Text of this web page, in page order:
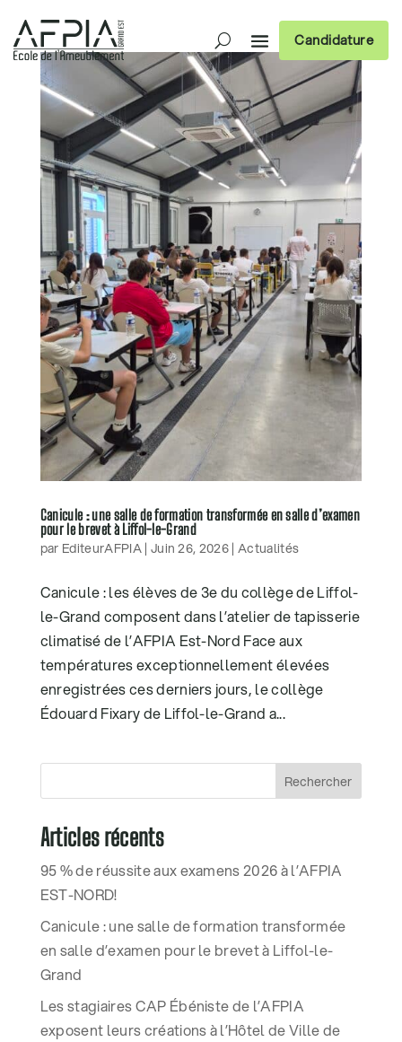
Candidature
Canicule : une salle de formation transformée en salle d’examen
pour le brevet à Liffol-le-Grand
par EditeurAFPIA| Juin 26, 2026 |Actualités
Canicule : les élèves de 3e du collège de Liffol-
le-Grand composent dans l’atelier de tapisserie
climatisé de l’AFPIA Est-Nord Face aux
températures exceptionnellement élevées
enregistrées ces derniers jours, le collège
Édouard Fixary de Liffol-le-Grand a...
Rechercher
Articles récents
95 % de réussite aux examens 2026 à l’AFPIA
EST-NORD!
Canicule : une salle de formation transformée
en salle d’examen pour le brevet à Liffol-le-
Grand
Les stagiaires CAP Ébéniste de l’AFPIA
exposent leurs créations à l’Hôtel de Ville de